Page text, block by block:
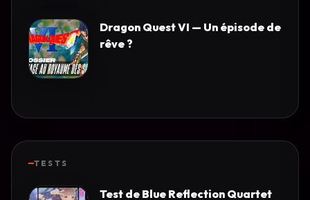
Dragon Quest VI — Un épisode de
rêve ?
TESTS
Test de Blue Reflection Quartet